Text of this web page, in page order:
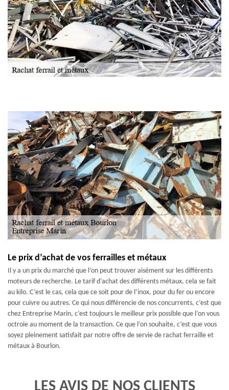
Le prix d’achat de vos ferrailles et métaux
Il y a un prix du marché que l’on peut trouver aisément sur les différents
moteurs de recherche. Le tarif d’achat des différents métaux, cela se fait
au kilo. C’est le cas, cela que ce soit pour de l’inox, pour du fer ou encore
pour cuivre ou autres. Ce qui nous différencie de nos concurrents, c’est que
chez Entreprise Marin, c’est toujours le meilleur prix possible que l’on vous
octroie au moment de la transaction. Ce que l’on souhaite, c’est que vous
soyez pleinement satisfait par notre offre de servie de rachat ferraille et
métaux à Bourlon.
LES AVIS DE NOS CLIENTS